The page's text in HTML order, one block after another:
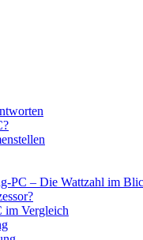
PC – Die Wattzahl im
im Vergleich